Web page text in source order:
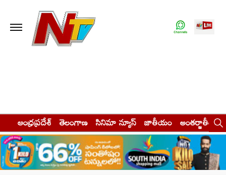
ఆంధ్రప్రదేశ్ తెలంగాణ సినిమా న్యూస్ జాతీయం అంతర్జాతీయం